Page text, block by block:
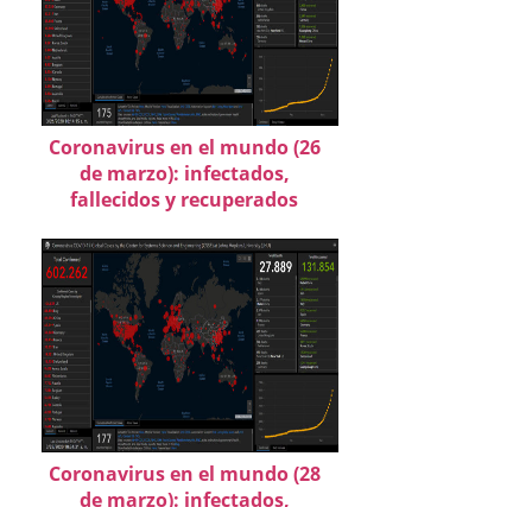
Coronavirus en el mundo (26
de marzo): infectados,
fallecidos y recuperados
Coronavirus en el mundo (28
de marzo): infectados,